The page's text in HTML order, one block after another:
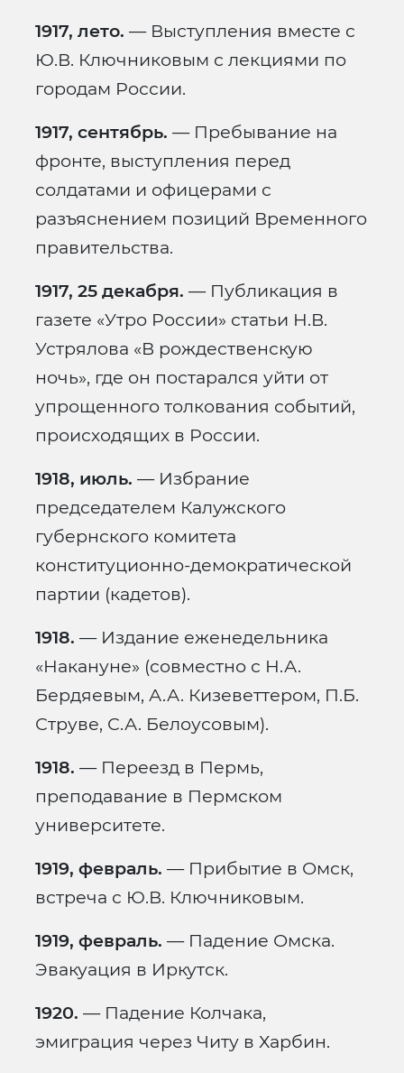
1917, лето. — Выступления вместе с
Ю.В. Ключниковым с лекциями по
городам России.
1917, сентябрь. — Пребывание на
фронте, выступления перед
солдатами и офицерами с
разъяснением позиций Временного
правительства.
1917, 25 декабря. — Публикация в
газете «Утро России» статьи Н.В.
Устрялова «В рождественскую
ночь», где он постарался уйти от
упрощенного толкования событий,
происходящих в России.
1918, июль. — Избрание
председателем Калужского
губернского комитета
конституционно-демократической
партии (кадетов).
1918. — Издание еженедельника
«Накануне» (совместно с Н.А.
Бердяевым, А.А. Кизеветтером, П.Б.
Струве, С.А. Белоусовым).
1918. — Переезд в Пермь,
преподавание в Пермском
университете.
1919, февраль. — Прибытие в Омск,
встреча с Ю.В. Ключниковым.
1919, февраль. — Падение Омска.
Эвакуация в Иркутск.
1920. — Падение Колчака,
эмиграция через Читу в Харбин.